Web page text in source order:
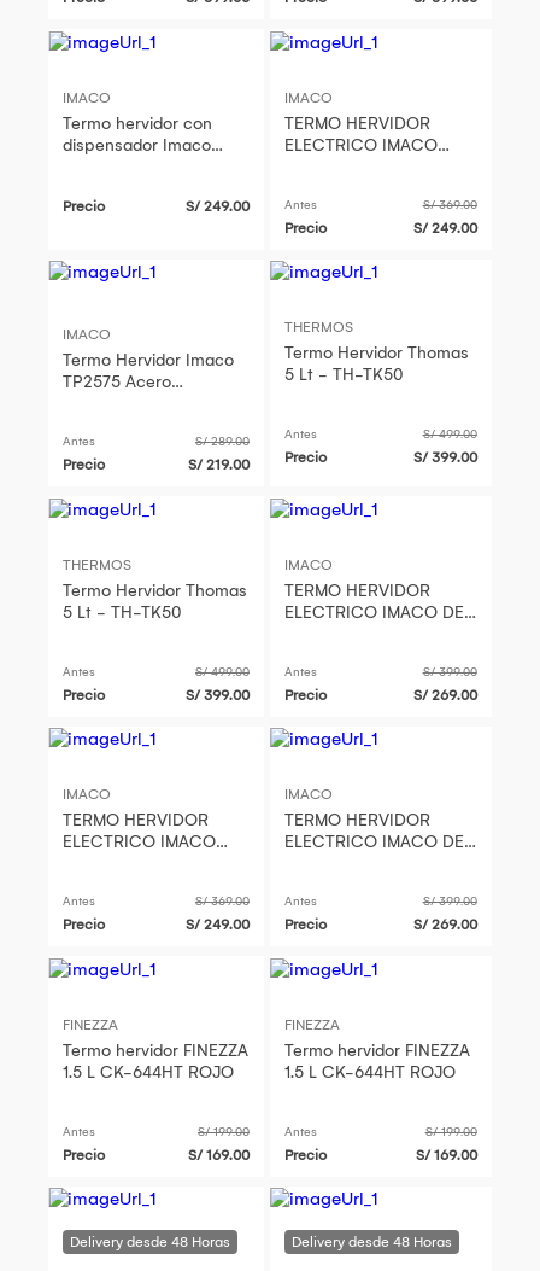
IMACO
Termo hervidor con
dispensador Imaco
Precio S/ 249.00
IMACO
TERMO HERVIDOR
ELECTRICO IMACO
Antes S/ 369.00
Precio S/ 249.00
IMACO
Termo Hervidor Imaco
TP2575 Acero
Antes S/ 289.00
Precio S/ 219.00
THERMOS
Termo Hervidor Thomas
5 Lt - TH-TK50
Antes S/ 499.00
Precio S/ 399.00
THERMOS
Termo Hervidor Thomas
5 Lt - TH-TK50
Antes S/ 499.00
Precio S/ 399.00
IMACO
TERMO HERVIDOR
ELECTRICO IMACO DE
Antes S/ 399.00
Precio S/ 269.00
IMACO
TERMO HERVIDOR
ELECTRICO IMACO
Antes S/ 369.00
Precio S/ 249.00
IMACO
TERMO HERVIDOR
ELECTRICO IMACO DE
Antes S/ 399.00
Precio S/ 269.00
FINEZZA
Termo hervidor FINEZZA
1.5 L CK-644HT ROJO
Antes S/ 199.00
Precio S/ 169.00
FINEZZA
Termo hervidor FINEZZA
1.5 L CK-644HT ROJO
Antes S/ 199.00
Precio S/ 169.00